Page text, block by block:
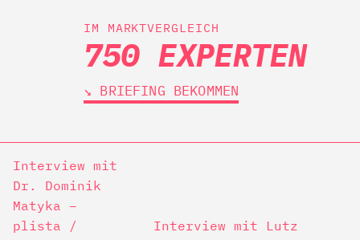
IM MARKTVERGLEICH
750 EXPERTEN
↘︎ BRIEFING BEKOMMEN
Interview mit
Dr. Dominik
Matyka –
plista /
Interview mit Lutz